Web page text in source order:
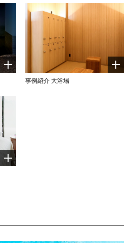
事例紹介 大浴場